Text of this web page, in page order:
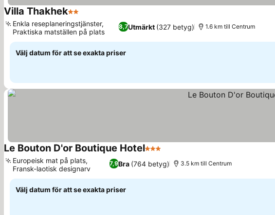
Villa Thakhek2 Stjärnor
8,7Utmärkt (327 betyg)
Enkla reseplaneringstjänster,
Praktiska matställen på plats
1.6 km till Centrum
Välj datum för att se exakta priser
Le Bouton D'or Boutique Hotel3 Stjärnor
7,9Bra (764 betyg)
Europeisk mat på plats,
Fransk-laotisk designarv
3.5 km till Centrum
Välj datum för att se exakta priser